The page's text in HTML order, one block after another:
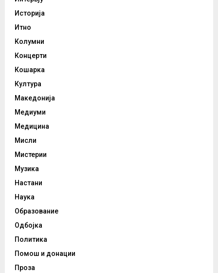
Историја
Итно
Колумни
Концерти
Кошарка
Култура
Македонија
Медиуми
Медицина
Мисли
Мистерии
Музика
Настани
Наука
Образование
Одбојка
Политика
Помош и донации
Проза